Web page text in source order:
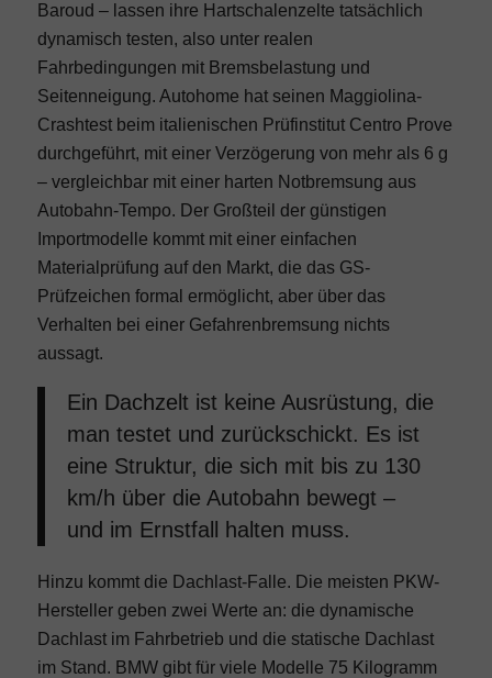
Baroud – lassen ihre Hartschalenzelte tatsächlich
dynamisch testen, also unter realen
Fahrbedingungen mit Bremsbelastung und
Seitenneigung. Autohome hat seinen Maggiolina-
Crashtest beim italienischen Prüfinstitut Centro Prove
durchgeführt, mit einer Verzögerung von mehr als 6 g
– vergleichbar mit einer harten Notbremsung aus
Autobahn-Tempo. Der Großteil der günstigen
Importmodelle kommt mit einer einfachen
Materialprüfung auf den Markt, die das GS-
Prüfzeichen formal ermöglicht, aber über das
Verhalten bei einer Gefahrenbremsung nichts
aussagt.
Ein Dachzelt ist keine Ausrüstung, die
man testet und zurückschickt. Es ist
eine Struktur, die sich mit bis zu 130
km/h über die Autobahn bewegt –
und im Ernstfall halten muss.
Hinzu kommt die Dachlast-Falle. Die meisten PKW-
Hersteller geben zwei Werte an: die dynamische
Dachlast im Fahrbetrieb und die statische Dachlast
im Stand. BMW gibt für viele Modelle 75 Kilogramm